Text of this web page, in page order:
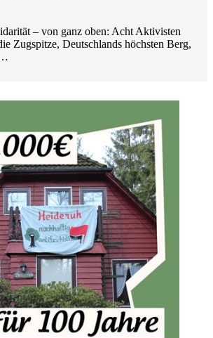
– von ganz oben: Acht Aktivisten
Zugspitze, Deutschlands höchsten Berg,